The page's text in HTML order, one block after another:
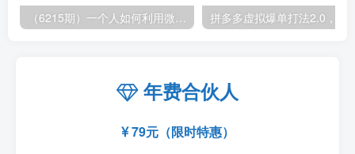
年费合伙人
79元（限时特惠）